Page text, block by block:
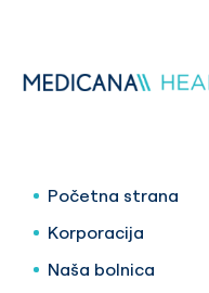
Početna strana
Korporacija
Naša bolnica